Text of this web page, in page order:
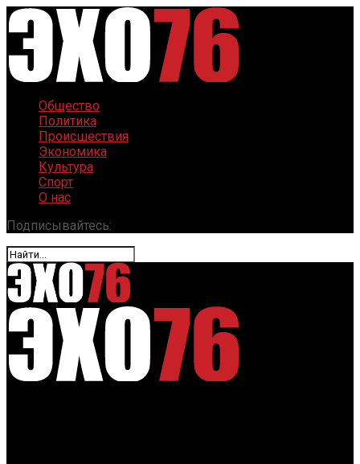
Общество
Политика
Происшествия
Экономика
Культура
Спорт
О нас
Подписывайтесь: